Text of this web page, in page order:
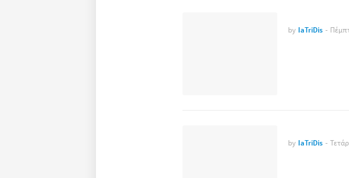
by IaTriDis -
by IaTriDis -